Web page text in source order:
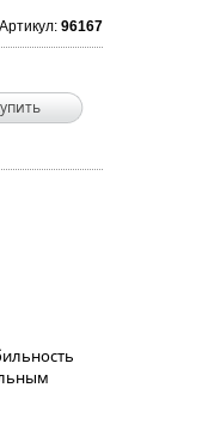
Артикул: 96167